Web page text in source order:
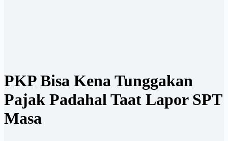
PKP Bisa Kena Tunggakan
Pajak Padahal Taat Lapor SPT
Masa